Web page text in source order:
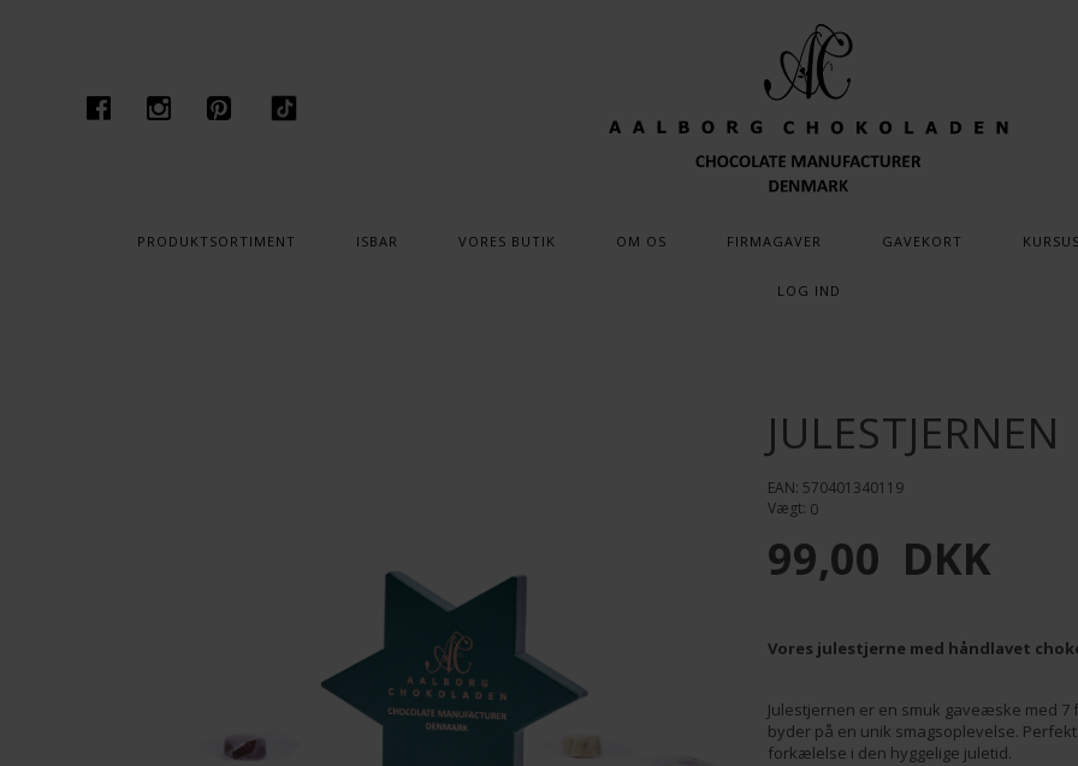
PRODUKTSORTIMENT ISBAR VORES BUTIK OM OS FIRMAGAVER GAVEKORT KURSUS
LOG IND
JULESTJERNEN
EAN: 570401340119
Vægt: 0
99,00 DKK
Vores julestjerne med håndlavet
Julestjernen er en smuk gaveæske med
byder på en unik smagsoplevelse.
forkælelse i den hyggelige juletid.